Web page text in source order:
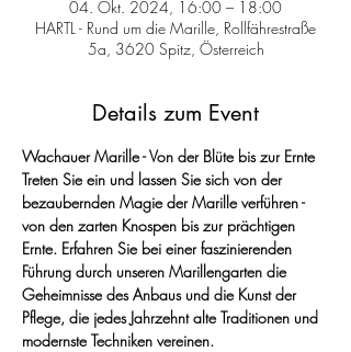
04. Okt. 2024, 16:00 – 18:00
HARTL - Rund um die Marille, Rollfährestraße
5a, 3620 Spitz, Österreich
Details zum Event
Wachauer Marille - Von der Blüte bis zur Ernte
Treten Sie ein und lassen Sie sich von der
bezaubernden Magie der Marille verführen -
von den zarten Knospen bis zur prächtigen
Ernte. Erfahren Sie bei einer faszinierenden
Führung durch unseren Marillengarten die
Geheimnisse des Anbaus und die Kunst der
Pflege, die jedes Jahrzehnt alte Traditionen und
modernste Techniken vereinen.